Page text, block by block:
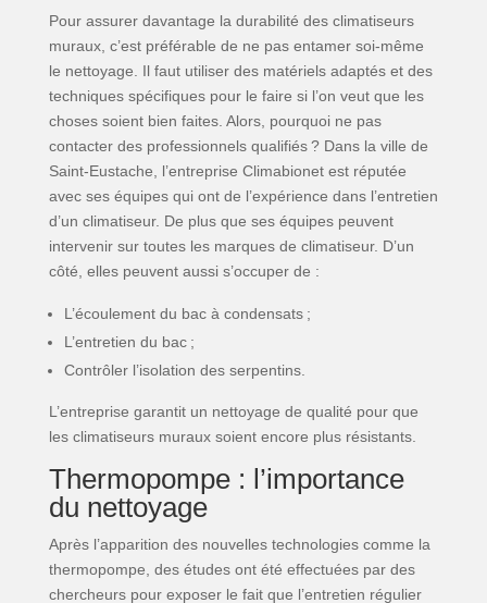
Pour assurer davantage la durabilité des climatiseurs
muraux, c’est préférable de ne pas entamer soi-même
le nettoyage. Il faut utiliser des matériels adaptés et des
techniques spécifiques pour le faire si l’on veut que les
choses soient bien faites. Alors, pourquoi ne pas
contacter des professionnels qualifiés ? Dans la ville de
Saint-Eustache, l’entreprise Climabionet est réputée
avec ses équipes qui ont de l’expérience dans l’entretien
d’un climatiseur. De plus que ses équipes peuvent
intervenir sur toutes les marques de climatiseur. D’un
côté, elles peuvent aussi s’occuper de :
L’écoulement du bac à condensats ;
L’entretien du bac ;
Contrôler l’isolation des serpentins.
L’entreprise garantit un nettoyage de qualité pour que
les climatiseurs muraux soient encore plus résistants.
Thermopompe : l’importance
du nettoyage
Après l’apparition des nouvelles technologies comme la
thermopompe, des études ont été effectuées par des
chercheurs pour exposer le fait que l’entretien régulier